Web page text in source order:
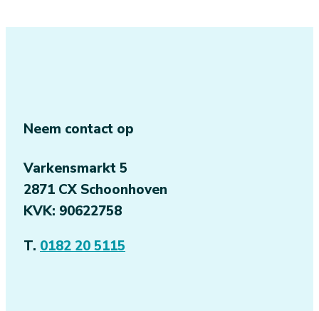
Neem contact op
Varkensmarkt 5
2871 CX Schoonhoven
KVK: 90622758
T. 0182 20 5115